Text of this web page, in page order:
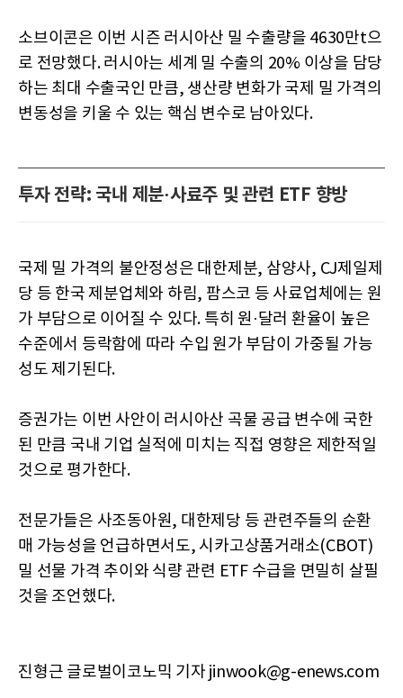
소브이콘은 이번 시즌 러시아산 밀 수출량을 4630만t으
로 전망했다. 러시아는 세계 밀 수출의 20% 이상을 담당
하는 최대 수출국인 만큼, 생산량 변화가 국제 밀 가격의
변동성을 키울 수 있는 핵심 변수로 남아있다.
투자 전략: 국내 제분·사료주 및 관련 ETF 향방
국제 밀 가격의 불안정성은 대한제분, 삼양사, CJ제일제
당 등 한국 제분업체와 하림, 팜스코 등 사료업체에는 원
가 부담으로 이어질 수 있다. 특히 원·달러 환율이 높은
수준에서 등락함에 따라 수입 원가 부담이 가중될 가능
성도 제기된다.
증권가는 이번 사안이 러시아산 곡물 공급 변수에 국한
된 만큼 국내 기업 실적에 미치는 직접 영향은 제한적일
것으로 평가한다.
전문가들은 사조동아원, 대한제당 등 관련주들의 순환
매 가능성을 언급하면서도, 시카고상품거래소(CBOT)
밀 선물 가격 추이와 식량 관련 ETF 수급을 면밀히 살필
것을 조언했다.
진형근 글로벌이코노믹 기자 jinwook@g-enews.com